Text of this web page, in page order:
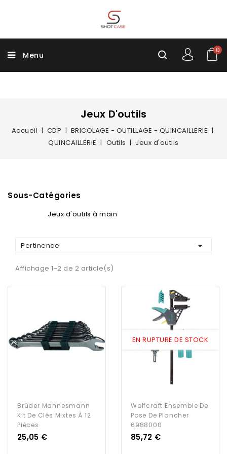
Menu
0
Jeux D'outils
Accueil CDP
BRICOLAGE - OUTILLAGE - QUINCAILLERIE
QUINCAILLERIE
Outils Jeux d'outils
Sous-Catégories
Jeux d'outils à main
Pertinence 
Affichage 1-2 de 2 article(s)
Brüder Mannesmann
Kit De Clés Mixtes À 12
Pièces
Prix
25,05 €
EN RUPTURE DE STOCK
Wolfcraft Ensemble De
Pose De Plancher
6988000
Prix
85,72 €